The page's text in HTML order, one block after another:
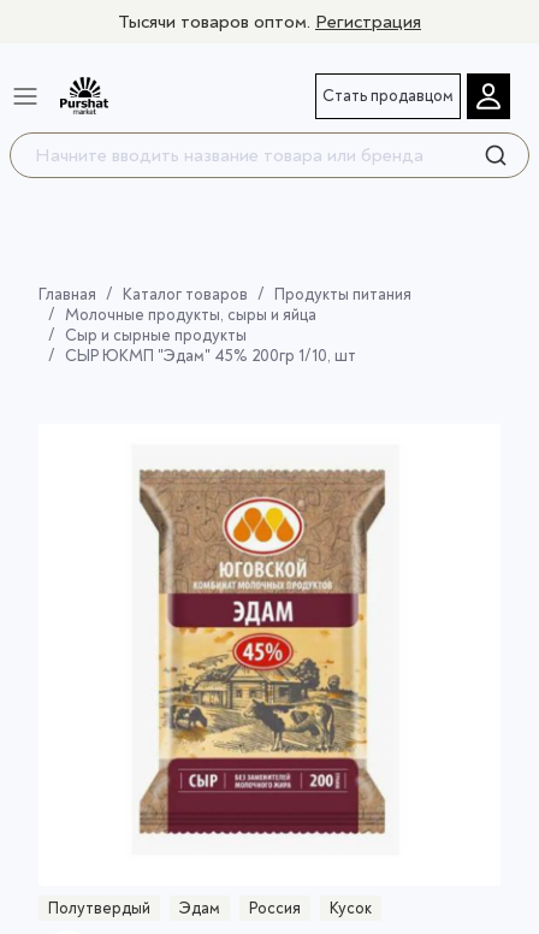
Тысячи товаров оптом. Регистрация
Стать продавцом
Главная Каталог товаров
Продукты питания
Молочные продукты, сыры и яйца
Сыр и сырные продукты
СЫР ЮКМП "Эдам" 45% 200гр 1/10, шт
Полутвердый Эдам Россия Кусок